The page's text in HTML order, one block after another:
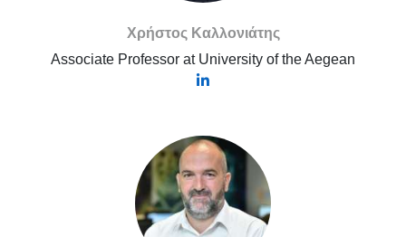
Χρήστος Καλλονιάτης
Associate Professor at University of the Aegean